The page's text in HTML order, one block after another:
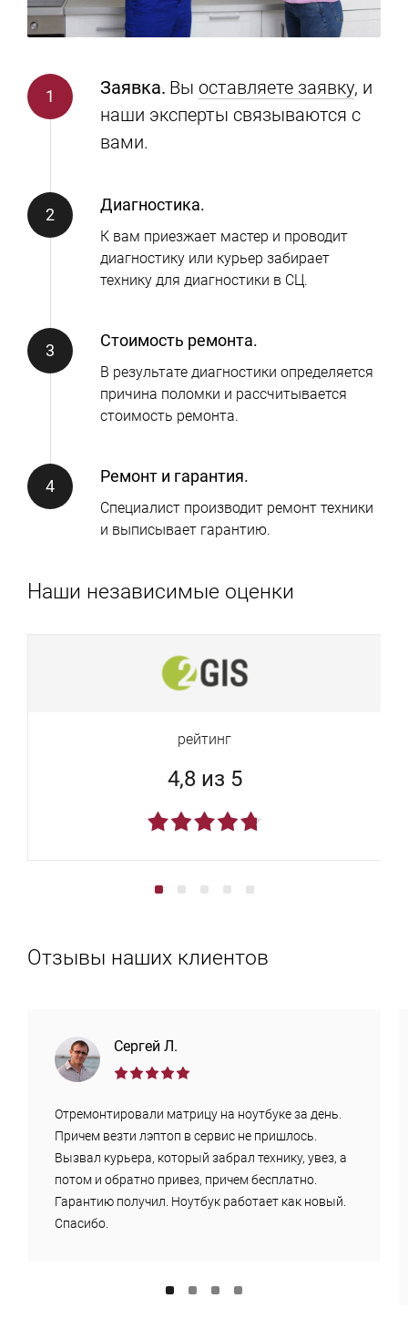
Заявка. Вы оставляете заявку, и
наши эксперты связываются с
вами.
Диагностика.
К вам приезжает мастер и проводит
диагностику или курьер забирает
технику для диагностики в СЦ.
Стоимость ремонта.
В результате диагностики определяется
причина поломки и рассчитывается
стоимость ремонта.
Ремонт и гарантия.
Специалист производит ремонт техники
и выписывает гарантию.
Наши независимые оценки
рейтинг
4,8 из 5
Отзывы наших клиентов
Сергей Л.
Отремонтировали матрицу на ноутбуке за день.
Причем везти лэптоп в сервис не пришлось.
Вызвал курьера, который забрал технику, увез, а
потом и обратно привез, причем бесплатно.
Гарантию получил. Ноутбук работает как новый.
Спасибо.